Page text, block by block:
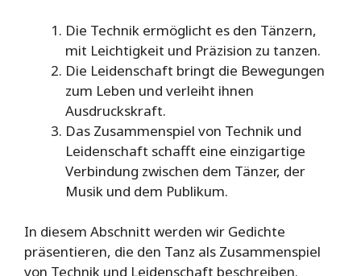
Die Technik ermöglicht es den Tänzern,
mit Leichtigkeit und Präzision zu tanzen.
Die Leidenschaft bringt die Bewegungen
zum Leben und verleiht ihnen
Ausdruckskraft.
Das Zusammenspiel von Technik und
Leidenschaft schafft eine einzigartige
Verbindung zwischen dem Tänzer, der
Musik und dem Publikum.
In diesem Abschnitt werden wir Gedichte
präsentieren, die den Tanz als Zusammenspiel
von Technik und Leidenschaft beschreiben.